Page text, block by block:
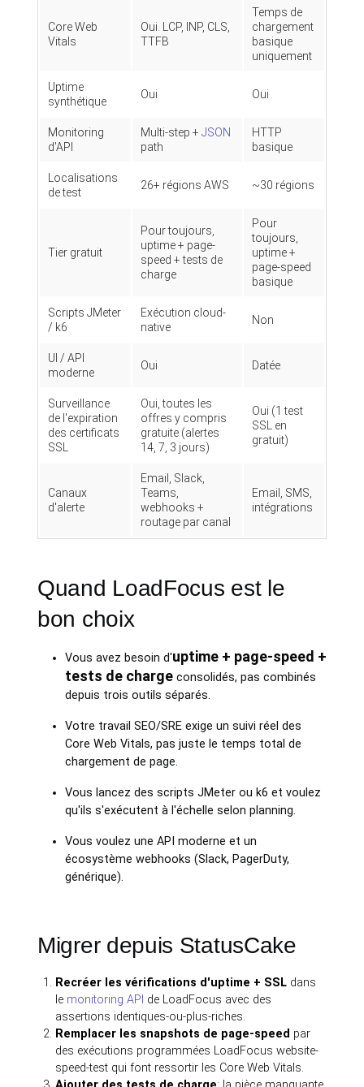
Core Web
Vitals
Oui. LCP, INP, CLS,
TTFB
Temps de
chargement
basique
uniquement
Uptime
synthétique
Oui Oui
Monitoring
d'API
Multi-step + JSON
path
HTTP
basique
Localisations
de test
26+ régions AWS ~30 régions
Tier gratuit
Pour toujours,
uptime + page-
speed + tests de
charge
Pour
toujours,
uptime +
page-speed
basique
Scripts JMeter
/ k6
Exécution cloud-
native
Non
UI / API
moderne
Oui Datée
Surveillance
de l'expiration
des certificats
SSL
Oui, toutes les
offres y compris
gratuite (alertes
14, 7, 3 jours)
Oui (1 test
SSL en
gratuit)
Canaux
d'alerte
Email, Slack,
Teams,
webhooks +
routage par canal
Email, SMS,
intégrations
Quand LoadFocus est le
bon choix
Vous avez besoin d'uptime + page-speed +
tests de chargeconsolidés, pas combinés
depuis trois outils séparés.
Votre travail SEO/SRE exige un suivi réel des
Core Web Vitals, pas juste le temps total de
chargement de page.
Vous lancez des scripts JMeter ou k6 et voulez
qu'ils s'exécutent à l'échelle selon planning.
Vous voulez une API moderne et un
écosystème webhooks (Slack, PagerDuty,
générique).
Migrer depuis StatusCake
Recréer les vérifications d'uptime + SSL dans
le monitoring API de LoadFocus avec des
assertions identiques-ou-plus-riches.
Remplacer les snapshots de page-speed par
des exécutions programmées LoadFocus website-
speed-test qui font ressortir les Core Web Vitals.